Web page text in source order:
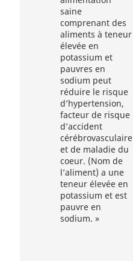
saine
comprenant des
aliments à teneur
élevée en
potassium et
pauvres en
sodium peut
réduire le risque
d’hypertension,
facteur de risque
d’accident
cérébrovasculaire
et de maladie du
coeur. (Nom de
l’aliment) a une
teneur élevée en
potassium et est
pauvre en
sodium. »